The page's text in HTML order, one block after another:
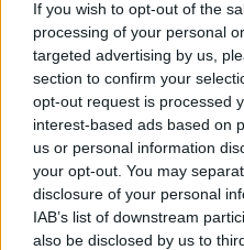
If you wish to opt-out of the
processing of your personal
targeted advertising by us,
section to confirm your
opt-out request is processed
interest-based ads based on
us or personal information
your opt-out. You may
disclosure of your personal
IAB’s list of downstream
also be disclosed by us to
Saumur